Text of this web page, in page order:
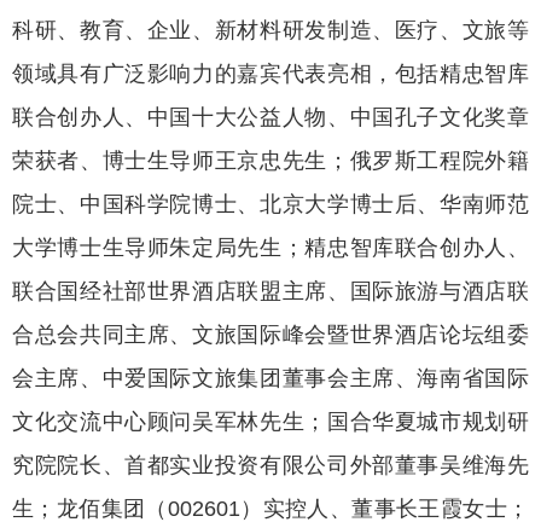
科研、教育、企业、新材料研发制造、医疗、文旅等
领域具有广泛影响力的嘉宾代表亮相，包括精忠智库
联合创办人、中国十大公益人物、中国孔子文化奖章
荣获者、博士生导师王京忠先生；俄罗斯工程院外籍
院士、中国科学院博士、北京大学博士后、华南师范
大学博士生导师朱定局先生；精忠智库联合创办人、
联合国经社部世界酒店联盟主席、国际旅游与酒店联
合总会共同主席、文旅国际峰会暨世界酒店论坛组委
会主席、中爱国际文旅集团董事会主席、海南省国际
文化交流中心顾问吴军林先生；国合华夏城市规划研
究院院长、首都实业投资有限公司外部董事吴维海先
生；龙佰集团（002601）实控人、董事长王霞女士；